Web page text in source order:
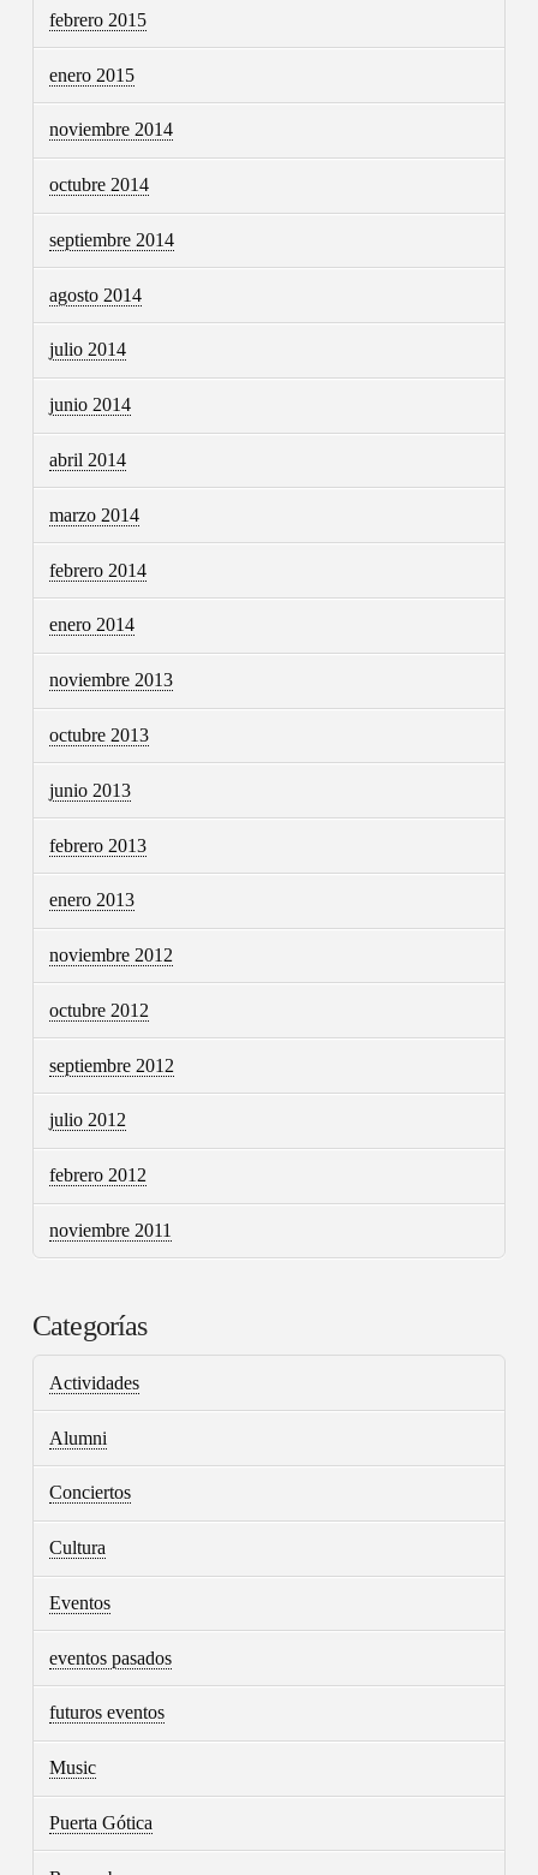
febrero 2015
enero 2015
noviembre 2014
octubre 2014
septiembre 2014
agosto 2014
julio 2014
junio 2014
abril 2014
marzo 2014
febrero 2014
enero 2014
noviembre 2013
octubre 2013
junio 2013
febrero 2013
enero 2013
noviembre 2012
octubre 2012
septiembre 2012
julio 2012
febrero 2012
noviembre 2011
Categorías
Actividades
Alumni
Conciertos
Cultura
Eventos
eventos pasados
futuros eventos
Music
Puerta Gótica